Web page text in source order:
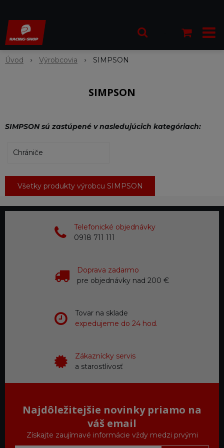
Úvod Výrobcovia SIMPSON
SIMPSON
SIMPSON sú zastúpené v nasledujúcich kategóriach:
Chrániče
Všetky produkty výrobcu SIMPSON
Telefonické objednávky
0918 711 111
Doprava zadarmo
pre objednávky nad 200 €
Tovar na sklade
expedujeme do 24 hod.
Zákaznícky servis
a starostlivosť
Najdôležitejšie novinky priamo na
váš email
Získajte zaujímavé informácie vždy medzi prvými